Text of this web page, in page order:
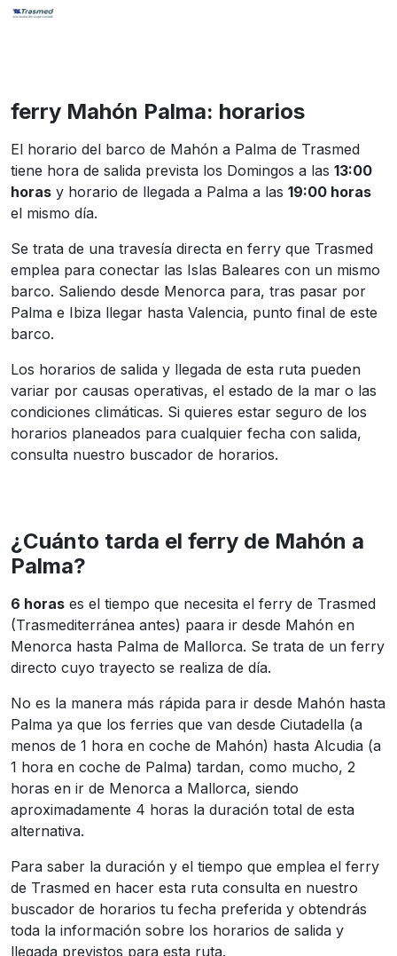
ferry Mahón Palma: horarios
El horario del barco de Mahón a Palma de Trasmed
tiene hora de salida prevista los Domingos a las 13:00
horas y horario de llegada a Palma a las 19:00 horas
el mismo día.
Se trata de una travesía directa en ferry que Trasmed
emplea para conectar las Islas Baleares con un mismo
barco. Saliendo desde Menorca para, tras pasar por
Palma e Ibiza llegar hasta Valencia, punto final de este
barco.
Los horarios de salida y llegada de esta ruta pueden
variar por causas operativas, el estado de la mar o las
condiciones climáticas. Si quieres estar seguro de los
horarios planeados para cualquier fecha con salida,
consulta nuestro buscador de horarios.
¿Cuánto tarda el ferry de Mahón a
Palma?
6 horas es el tiempo que necesita el ferry de Trasmed
(Trasmediterránea antes) paara ir desde Mahón en
Menorca hasta Palma de Mallorca. Se trata de un ferry
directo cuyo trayecto se realiza de día.
No es la manera más rápida para ir desde Mahón hasta
Palma ya que los ferries que van desde Ciutadella (a
menos de 1 hora en coche de Mahón) hasta Alcudia (a
1 hora en coche de Palma) tardan, como mucho, 2
horas en ir de Menorca a Mallorca, siendo
aproximadamente 4 horas la duración total de esta
alternativa.
Para saber la duración y el tiempo que emplea el ferry
de Trasmed en hacer esta ruta consulta en nuestro
buscador de horarios tu fecha preferida y obtendrás
toda la información sobre los horarios de salida y
llegada previstos para esta ruta.